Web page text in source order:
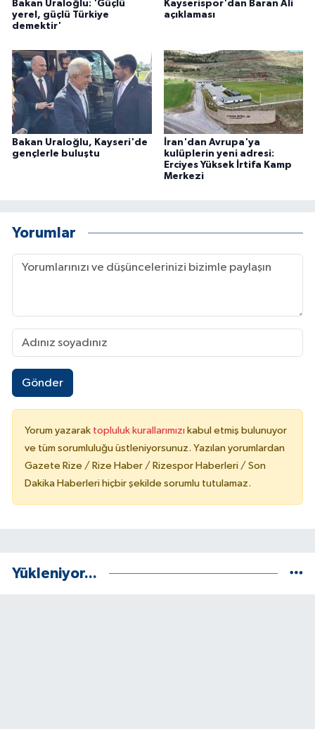
Bakan Uraloğlu: 'Güçlü
yerel, güçlü Türkiye
demektir'
Kayserispor'dan Baran Ali
açıklaması
Bakan Uraloğlu, Kayseri'de
gençlerle buluştu
İran'dan Avrupa'ya
kulüplerin yeni adresi:
Erciyes Yüksek İrtifa Kamp
Merkezi
Yorumlar
Gönder
Yorum yazarak topluluk kurallarımızı kabul etmiş bulunuyor
ve tüm sorumluluğu üstleniyorsunuz. Yazılan yorumlardan
Gazete Rize / Rize Haber / Rizespor Haberleri / Son
Dakika Haberleri hiçbir şekilde sorumlu tutulamaz.
Yükleniyor...